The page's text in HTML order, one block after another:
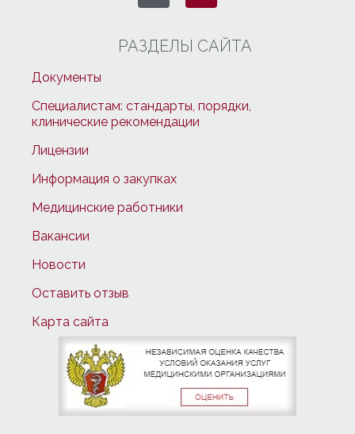
РАЗДЕЛЫ САЙТА
Документы
Специалистам: стандарты, порядки,
клинические рекомендации
Лицензии
Информация о закупках
Медицинские работники
Вакансии
Новости
Оставить отзыв
Карта сайта